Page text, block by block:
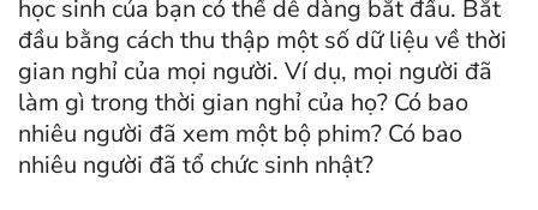
học sinh của bạn có thể dễ dàng bắt đầu. Bắt
đầu bằng cách thu thập một số dữ liệu về thời
gian nghỉ của mọi người. Ví dụ, mọi người đã
làm gì trong thời gian nghỉ của họ? Có bao
nhiêu người đã xem một bộ phim? Có bao
nhiêu người đã tổ chức sinh nhật?